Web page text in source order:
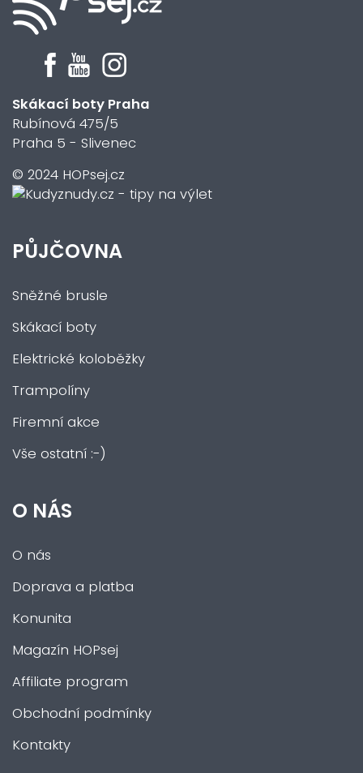
Skákací boty Praha
Rubínová 475/5
Praha 5 - Slivenec
© 2024 HOPsej.cz
PŮJČOVNA
Sněžné brusle
Skákací boty
Elektrické koloběžky
Trampolíny
Firemní akce
Vše ostatní :-)
O NÁS
O nás
Doprava a platba
Konunita
Magazín HOPsej
Affiliate program
Obchodní podmínky
Kontakty